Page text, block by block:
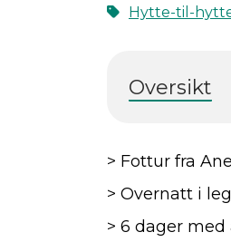
Hytte-til-
Oversikt
> Fottur fra
> Overnatt i
> 6 dager